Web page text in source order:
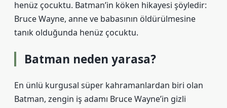
henüz çocuktu. Batman’in köken hikayesi şöyledir:
Bruce Wayne, anne ve babasının öldürülmesine
tanık olduğunda henüz çocuktu.
Batman neden yarasa?
En ünlü kurgusal süper kahramanlardan biri olan
Batman, zengin iş adamı Bruce Wayne’in gizli